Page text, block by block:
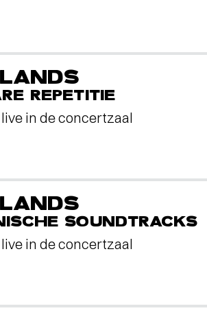
REPETITIE
in de concertzaal
SOUNDTRACKS
in de concertzaal